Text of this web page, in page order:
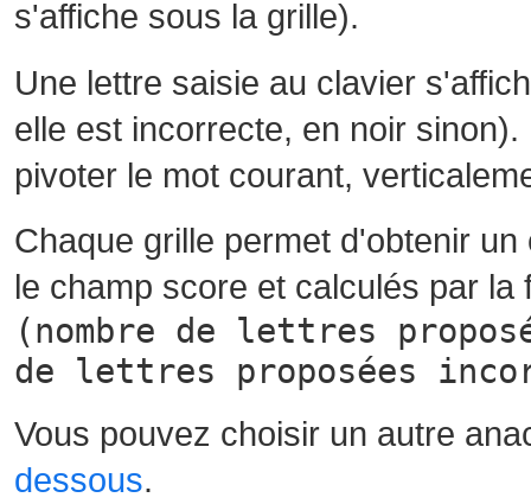
s'affiche sous la grille).
Une lettre saisie au clavier
elle est incorrecte, en noir
pivoter le mot courant,
Chaque grille permet d'obtenir
le champ score et calculés par la
(nombre de lettres
de lettres proposées
Vous pouvez choisir un autre
dessous.